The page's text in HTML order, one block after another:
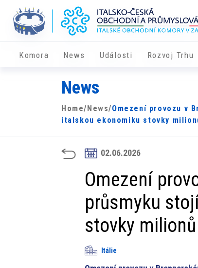
Komora News Události Rozvoj Trhu
News
Home/ News/Omezení provozu v
italskou ekonomiku stovky
02.06.2026
Omezení
průsmyku
stovky
Itálie